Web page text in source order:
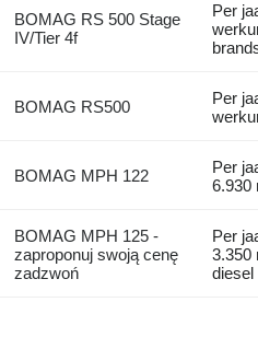
BOMAG RS 500 Stage
IV/Tier 4f
Per
BOMAG RS500
Per
BOMAG MPH 122
Per
6.930
BOMAG MPH 125 -
zaproponuj swoją cenę
zadzwoń
Per
3.350
diesel